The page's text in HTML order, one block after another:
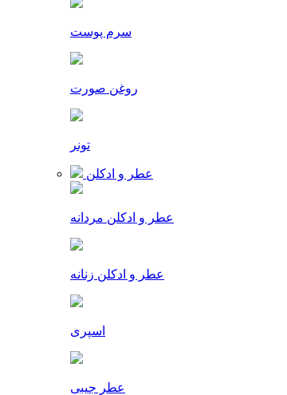
سرم پوست
روغن صورت
تونر
عطر و ادکلن
عطر و ادکلن مردانه
عطر و ادکلن زنانه
اسپری
عطر جیبی